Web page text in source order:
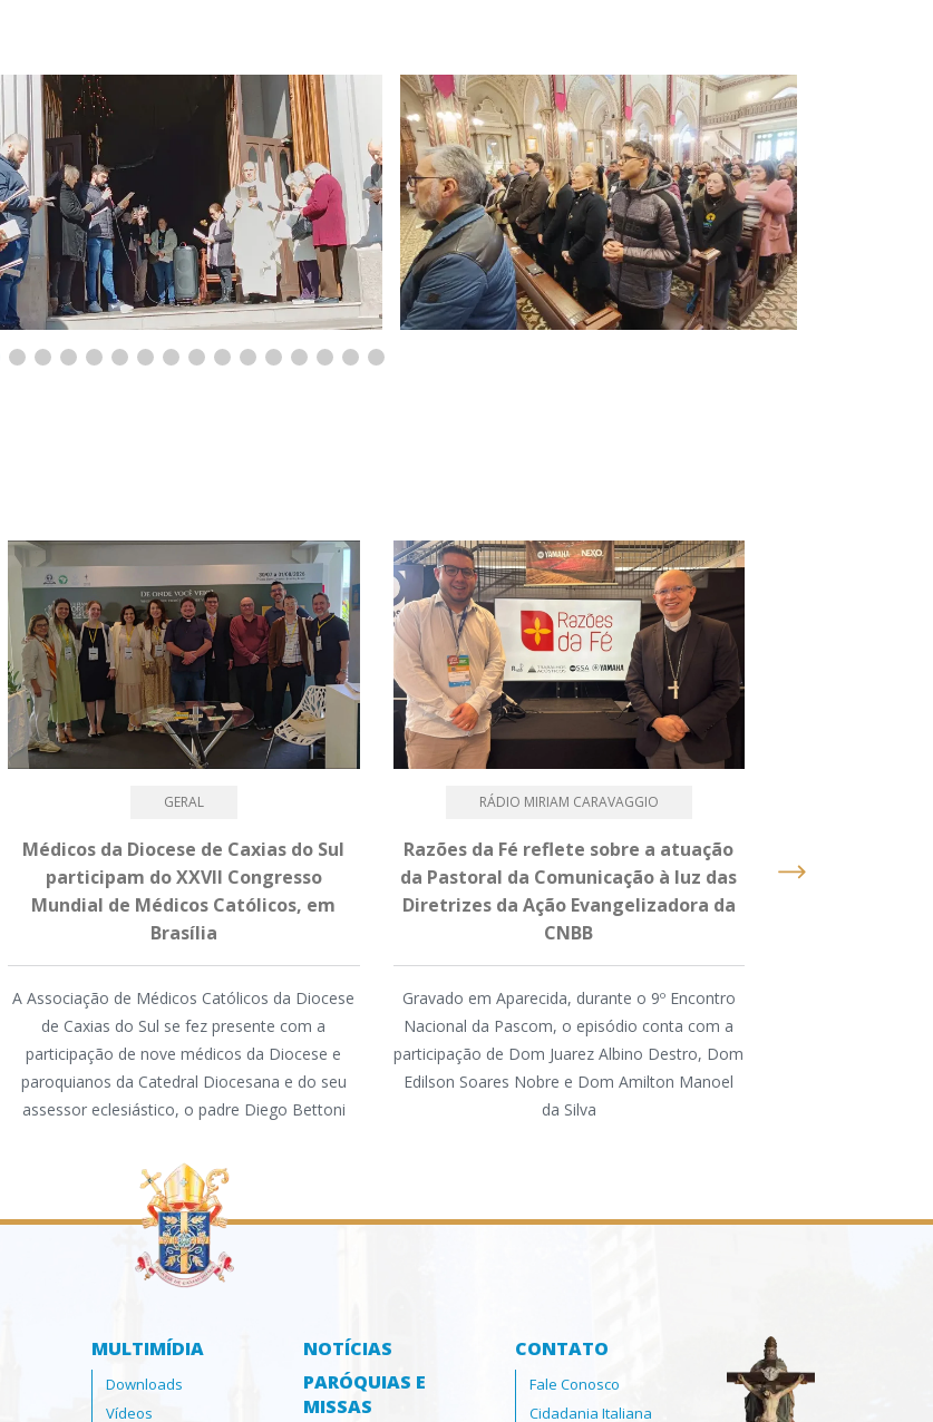
GERAL
Médicos da Diocese de Caxias do Sul
participam do XXVII Congresso
Mundial de Médicos Católicos, em
Brasília
A Associação de Médicos Católicos da Diocese
de Caxias do Sul se fez presente com a
participação de nove médicos da Diocese e
paroquianos da Catedral Diocesana e do seu
assessor eclesiástico, o padre Diego Bettoni
RÁDIO MIRIAM CARAVAGGIO
Razões da Fé reflete sobre a atuação
da Pastoral da Comunicação à luz das
Diretrizes da Ação Evangelizadora da
CNBB
Gravado em Aparecida, durante o 9º Encontro
Nacional da Pascom, o episódio conta com a
participação de Dom Juarez Albino Destro, Dom
Edilson Soares Nobre e Dom Amilton Manoel
da Silva
um dia intenso
MULTIMÍDIA
Downloads
Vídeos
NOTÍCIAS
PARÓQUIAS E
MISSAS
CONTATO
Fale Conosco
Cidadania Italiana